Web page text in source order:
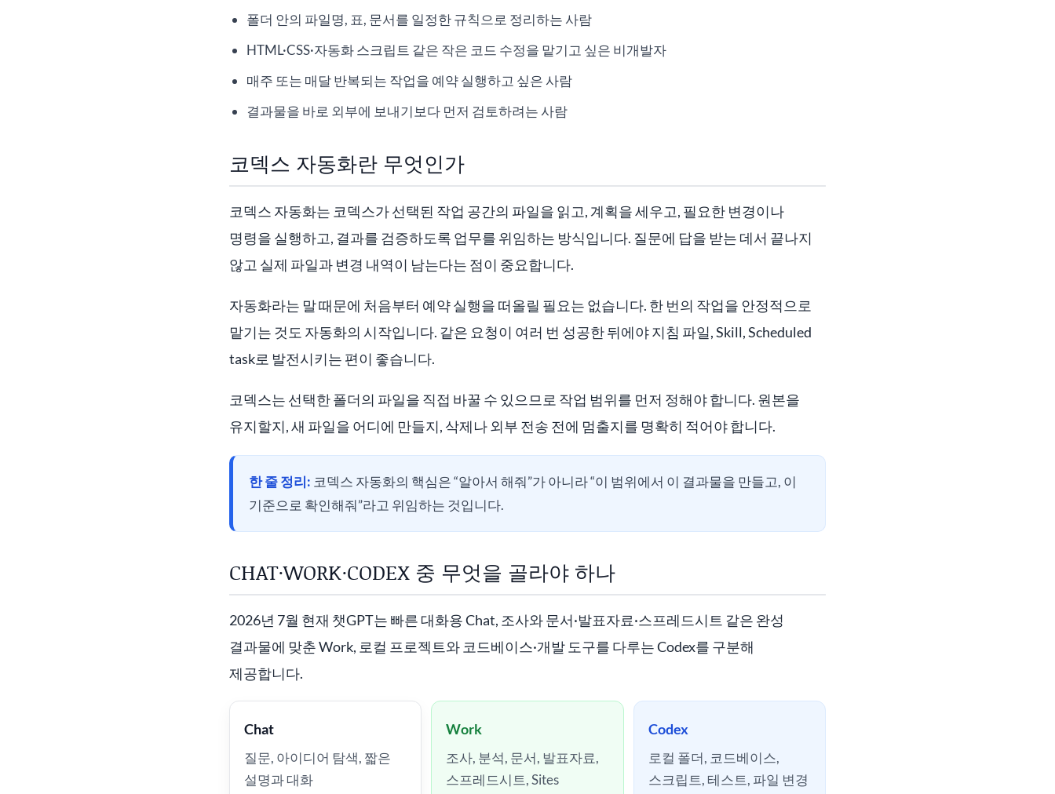
폴더 안의 파일명, 표, 문서를 일정한 규칙으로 정리하는 사람
HTML·CSS·자동화 스크립트 같은 작은 코드 수정을 맡기고 싶은 비개발자
매주 또는 매달 반복되는 작업을 예약 실행하고 싶은 사람
결과물을 바로 외부에 보내기보다 먼저 검토하려는 사람
코덱스 자동화란 무엇인가
코덱스 자동화는 코덱스가 선택된 작업 공간의 파일을 읽고, 계획을 세우고, 필요한 변경이나
명령을 실행하고, 결과를 검증하도록 업무를 위임하는 방식입니다. 질문에 답을 받는 데서 끝나지
않고 실제 파일과 변경 내역이 남는다는 점이 중요합니다.
자동화라는 말 때문에 처음부터 예약 실행을 떠올릴 필요는 없습니다. 한 번의 작업을 안정적으로
맡기는 것도 자동화의 시작입니다. 같은 요청이 여러 번 성공한 뒤에야 지침 파일, Skill, Scheduled
task로 발전시키는 편이 좋습니다.
코덱스는 선택한 폴더의 파일을 직접 바꿀 수 있으므로 작업 범위를 먼저 정해야 합니다. 원본을
유지할지, 새 파일을 어디에 만들지, 삭제나 외부 전송 전에 멈출지를 명확히 적어야 합니다.
한 줄 정리: 코덱스 자동화의 핵심은 “알아서 해줘”가 아니라 “이 범위에서 이 결과물을 만들고, 이
기준으로 확인해줘”라고 위임하는 것입니다.
CHAT·WORK·CODEX 중 무엇을 골라야 하나
2026년 7월 현재 챗GPT는 빠른 대화용 Chat, 조사와 문서·발표자료·스프레드시트 같은 완성
결과물에 맞춘 Work, 로컬 프로젝트와 코드베이스·개발 도구를 다루는 Codex를 구분해
제공합니다.
Chat
질문, 아이디어 탐색, 짧은
설명과 대화
Work
조사, 분석, 문서, 발표자료,
스프레드시트, Sites
Codex
로컬 폴더, 코드베이스,
스크립트, 테스트, 파일 변경